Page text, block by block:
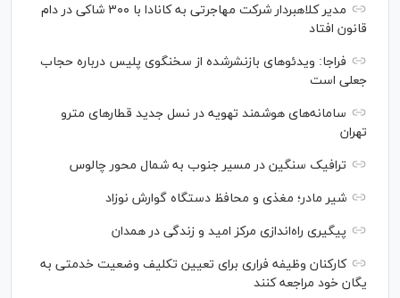
مدیر کلاهبردار شرکت مهاجرتی به کانادا با ۳۰۰ شاکی در دام
قانون افتاد
فراجا: ویدئو‌های بازنشرشده از سخنگوی پلیس درباره حجاب
جعلی است
سامانه‌های هوشمند تهویه در نسل جدید قطار‌های مترو
تهران
ترافیک سنگین در مسیر جنوب به شمال محور چالوس
شیر مادر؛ مغذی و محافظ دستگاه گوارش نوزاد
پیگیری راه‌اندازی مرکز امید و زندگی در همدان
کارکنان وظیفه فراری برای تعیین تکلیف وضعیت خدمتی به
یگان خود مراجعه کنند